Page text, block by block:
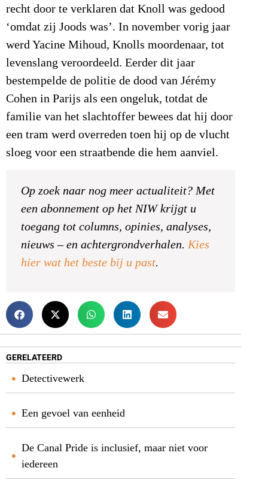
recht door te verklaren dat Knoll was gedood
‘omdat zij Joods was’. In november vorig jaar
werd Yacine Mihoud, Knolls moordenaar, tot
levenslang veroordeeld. Eerder dit jaar
bestempelde de politie de dood van Jérémy
Cohen in Parijs als een ongeluk, totdat de
familie van het slachtoffer bewees dat hij door
een tram werd overreden toen hij op de vlucht
sloeg voor een straatbende die hem aanviel.
Op zoek naar nog meer actualiteit? Met
een abonnement op het NIW krijgt u
toegang tot columns, opinies, analyses,
nieuws – en achtergrondverhalen. Kies
hier wat het beste bij u past.
GERELATEERD
Detectivewerk
Een gevoel van eenheid
De Canal Pride is inclusief, maar niet voor
iedereen